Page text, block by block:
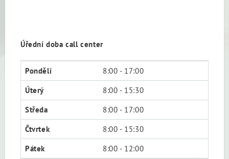
Úřední doba call center
Pondělí
8:00 - 17:00
Úterý
8:00 - 15:30
Středa
8:00 - 17:00
Čtvrtek
8:00 - 15:30
Pátek
8:00 - 12:00